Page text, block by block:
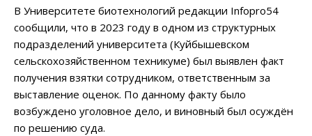
В Университете биотехнологий редакции Infopro54
сообщили, что в 2023 году в одном из структурных
подразделений университета (Куйбышевском
сельскохозяйственном техникуме) был выявлен факт
получения взятки сотрудником, ответственным за
выставление оценок. По данному факту было
возбуждено уголовное дело, и виновный был осуждён
по решению суда.